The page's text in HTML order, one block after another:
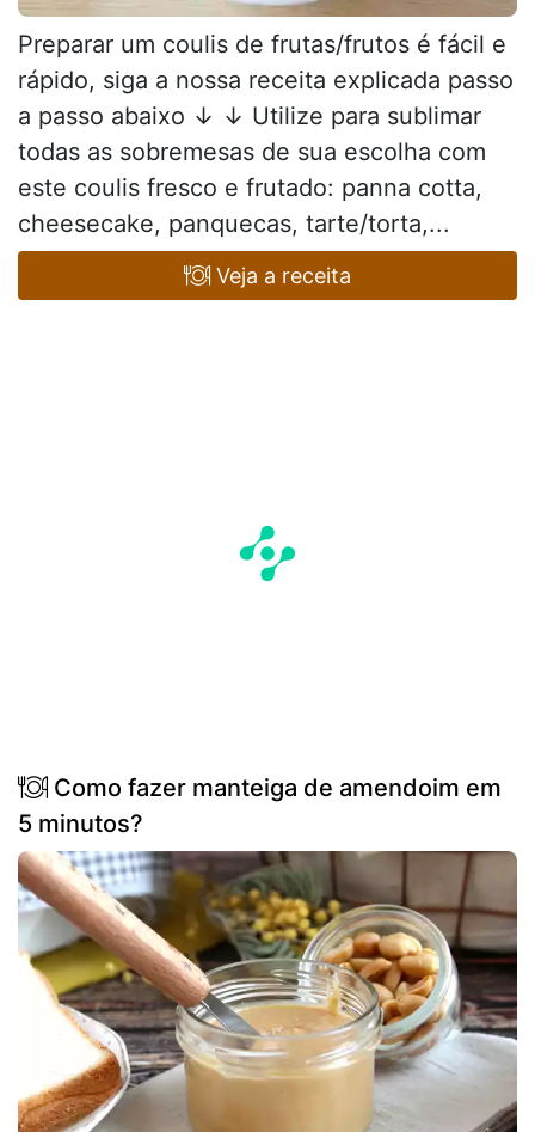
Preparar um coulis de frutas/frutos é fácil e
rápido, siga a nossa receita explicada passo
a passo abaixo ↓ ↓ Utilize para sublimar
todas as sobremesas de sua escolha com
este coulis fresco e frutado: panna cotta,
cheesecake, panquecas, tarte/torta,...
Veja a receita
Como fazer manteiga de amendoim em
5 minutos?